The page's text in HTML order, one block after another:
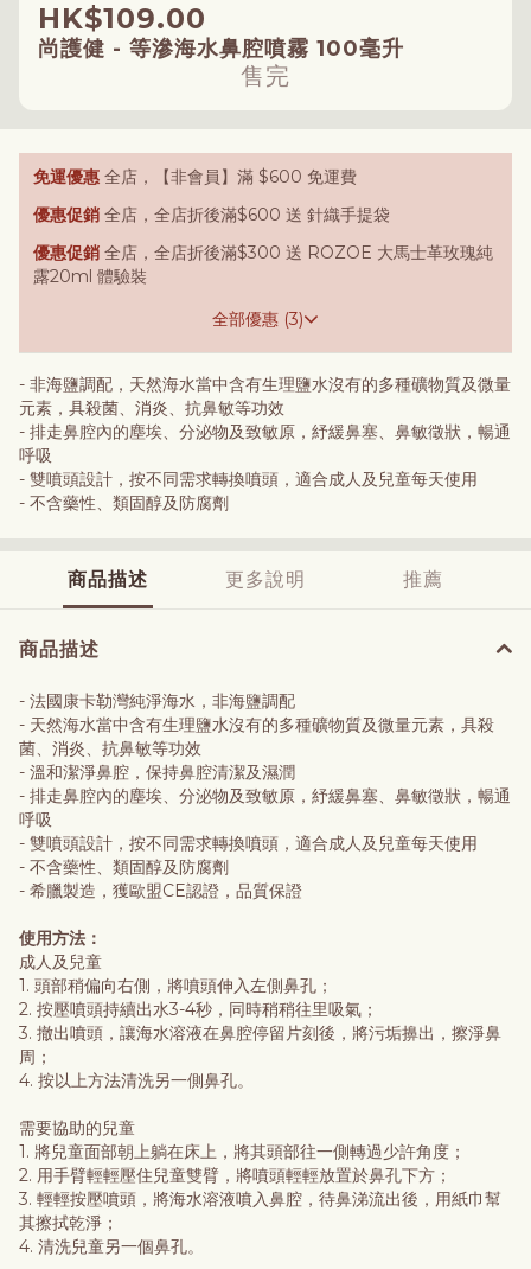
HK$109.00
尚護健 - 等滲海水鼻腔噴霧 100毫升
售完
免運優惠 全店，【非會員】滿 $600 免運費
優惠促銷 全店，全店折後滿$600 送 針織手提袋
優惠促銷 全店，全店折後滿$300 送 ROZOE 大馬士革玫瑰純
露20ml 體驗裝
全部優惠 (3)
- 非海鹽調配，天然海水當中含有生理鹽水沒有的多種礦物質及微量
元素，具殺菌、消炎、抗鼻敏等功效
- 排走鼻腔內的塵埃、分泌物及致敏原，紓緩鼻塞、鼻敏徵狀，暢通
呼吸
- 雙噴頭設計，按不同需求轉換噴頭，適合成人及兒童每天使用
- 不含藥性、類固醇及防腐劑
商品描述 更多說明 推薦
商品描述
- 法國康卡勒灣純淨海水，非海鹽調配
- 天然海水當中含有生理鹽水沒有的多種礦物質及微量元素，具殺
菌、消炎、抗鼻敏等功效
- 溫和潔淨鼻腔，保持鼻腔清潔及濕潤
- 排走鼻腔內的塵埃、分泌物及致敏原，紓緩鼻塞、鼻敏徵狀，暢通
呼吸
- 雙噴頭設計，按不同需求轉換噴頭，適合成人及兒童每天使用
- 不含藥性、類固醇及防腐劑
- 希臘製造，獲歐盟CE認證，品質保證
使用方法：
成人及兒童
1. 頭部稍偏向右側，將噴頭伸入左側鼻孔；
2. 按壓噴頭持續出水3-4秒，同時稍稍往里吸氣；
3. 撤出噴頭，讓海水溶液在鼻腔停留片刻後，將污垢擤出，擦淨鼻
周；
4. 按以上方法清洗另一側鼻孔。
需要協助的兒童
1. 將兒童面部朝上躺在床上，將其頭部往一側轉過少許角度；
2. 用手臂輕輕壓住兒童雙臂，將噴頭輕輕放置於鼻孔下方；
3. 輕輕按壓噴頭，將海水溶液噴入鼻腔，待鼻涕流出後，用紙巾幫
其擦拭乾淨；
4. 清洗兒童另一個鼻孔。